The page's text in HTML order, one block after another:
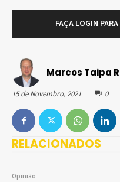
Marcos Taipa
15 de Novembro, 2021 0
RELACIONADOS
Opinião
FAÇA LOGIN